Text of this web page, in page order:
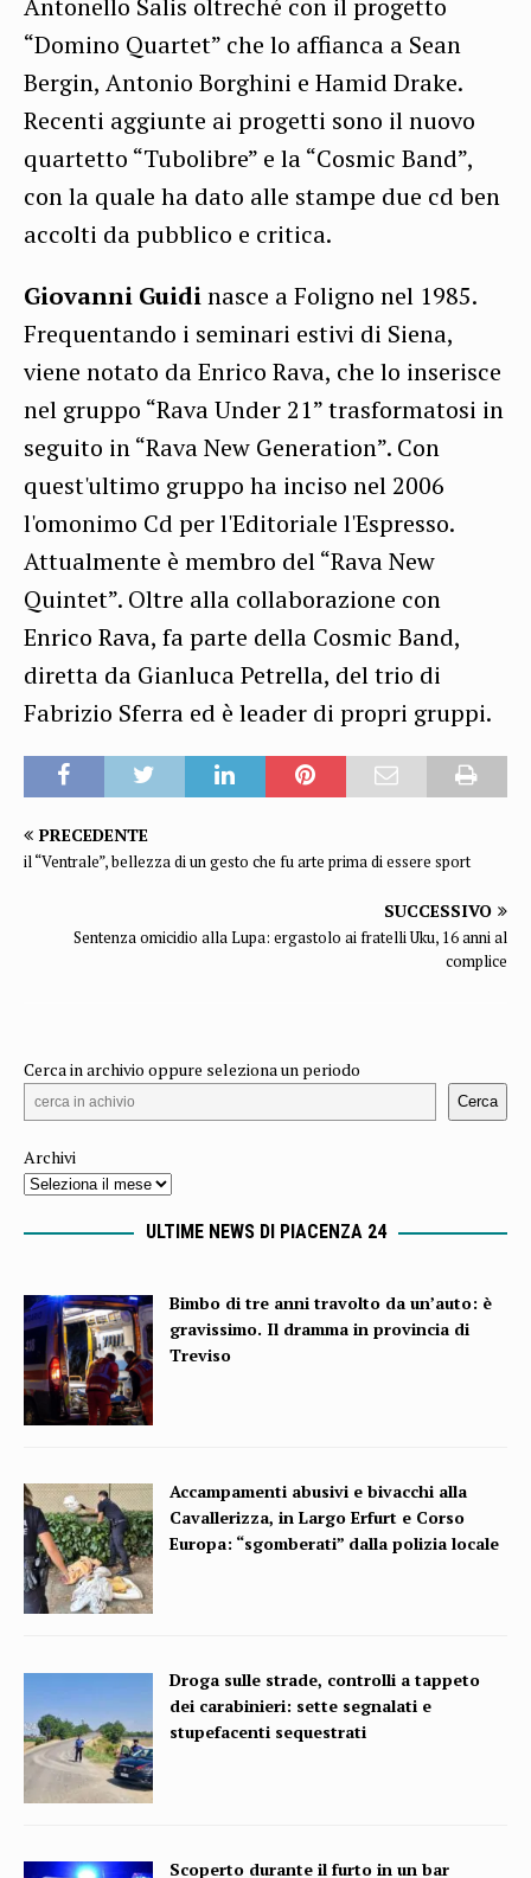
“Domino Quartet” che lo affianca a Sean
Bergin, Antonio Borghini e Hamid Drake.
Recenti aggiunte ai progetti sono il nuovo
quartetto “Tubolibre” e la “Cosmic Band”,
con la quale ha dato alle stampe due cd ben
accolti da pubblico e critica.
Giovanni Guidinasce a Foligno nel 1985.
Frequentando i seminari estivi di Siena,
viene notato da Enrico Rava, che lo inserisce
nel gruppo “Rava Under 21” trasformatosi in
seguito in “Rava New Generation”. Con
quest'ultimo gruppo ha inciso nel 2006
l'omonimo Cd per l'Editoriale l'Espresso.
Attualmente è membro del “Rava New
Quintet”. Oltre alla collaborazione con
Enrico Rava, fa parte della Cosmic Band,
diretta da Gianluca Petrella, del trio di
Fabrizio Sferra ed è leader di propri gruppi.
PRECEDENTE
il “Ventrale”, bellezza di un gesto che fu arte prima di essere sport
SUCCESSIVO
Sentenza omicidio alla Lupa: ergastolo ai fratelli Uku, 16 anni al
complice
Cerca in archivio oppure seleziona un periodo
Cerca
Archivi
ULTIME NEWS DI PIACENZA 24
Bimbo di tre anni travolto da un’auto: è
gravissimo. Il dramma in provincia di
Treviso
Accampamenti abusivi e bivacchi alla
Cavallerizza, in Largo Erfurt e Corso
Europa: “sgomberati” dalla polizia locale
Droga sulle strade, controlli a tappeto
dei carabinieri: sette segnalati e
stupefacenti sequestrati
Scoperto durante il furto in un bar